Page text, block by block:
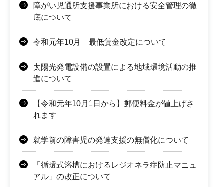
障がい児通所支援事業所における安全管理の徹
底について
令和元年10月 最低賃金改定について
太陽光発電設備の設置による地域環境活動の推
進について
【令和元年10月1日から】郵便料金が値上げさ
れます
就学前の障害児の発達支援の無償化について
「循環式浴槽におけるレジオネラ症防止マニュ
アル」の改正について